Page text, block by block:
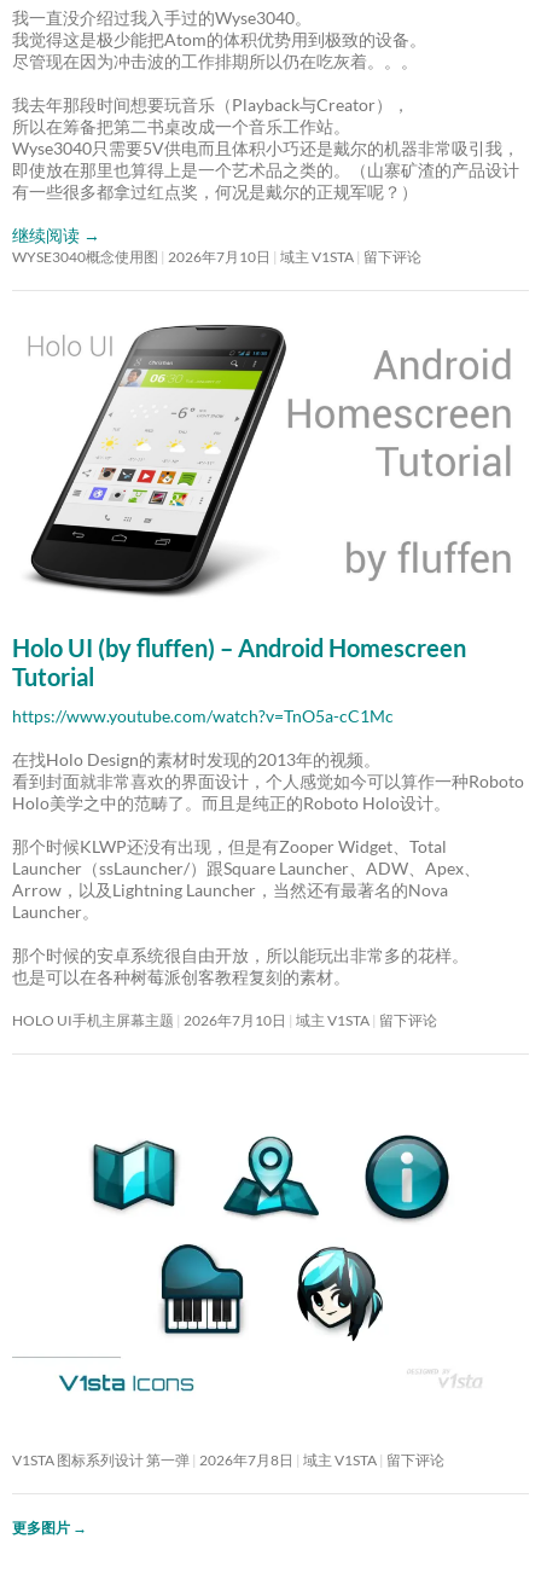
我一直没介绍过我入手过的Wyse3040。
我觉得这是极少能把Atom的体积优势用到极致的设备。
尽管现在因为冲击波的工作排期所以仍在吃灰着。。。
我去年那段时间想要玩音乐（Playback与Creator），
所以在筹备把第二书桌改成一个音乐工作站。
Wyse3040只需要5V供电而且体积小巧还是戴尔的机器非常吸引我，
即使放在那里也算得上是一个艺术品之类的。（山寨矿渣的产品设计
有一些很多都拿过红点奖，何况是戴尔的正规军呢？）
继续阅读 →
WYSE3040概念使用图 2026年7月10日 域主 V1STA 留下评论
Holo UI (by fluffen) – Android Homescreen
Tutorial
https://www.youtube.com/watch?v=TnO5a-cC1Mc
在找Holo Design的素材时发现的2013年的视频。
看到封面就非常喜欢的界面设计，个人感觉如今可以算作一种Roboto
Holo美学之中的范畴了。而且是纯正的Roboto Holo设计。
那个时候KLWP还没有出现，但是有Zooper Widget、Total
Launcher（ssLauncher/）跟Square Launcher、ADW、Apex、
Arrow，以及Lightning Launcher，当然还有最著名的Nova
Launcher。
那个时候的安卓系统很自由开放，所以能玩出非常多的花样。
也是可以在各种树莓派创客教程复刻的素材。
HOLO UI手机主屏幕主题 2026年7月10日 域主 V1STA 留下评论
V1STA 图标系列设计 第一弹 2026年7月8日 域主 V1STA 留下评论
更多图片 →